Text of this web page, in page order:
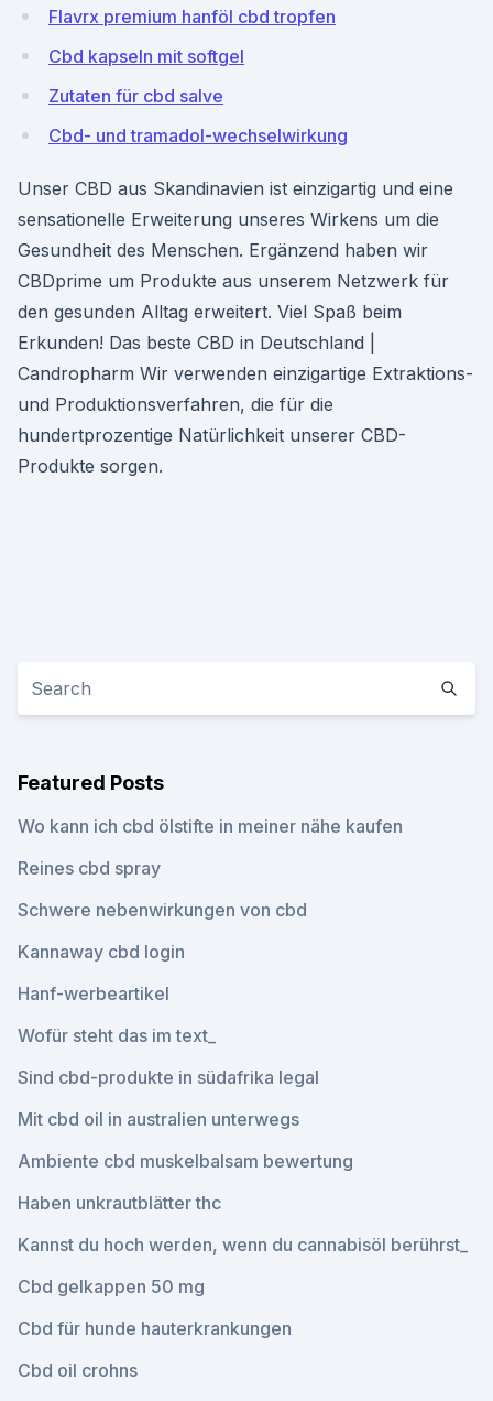
Flavrx premium hanföl cbd tropfen
Cbd kapseln mit softgel
Zutaten für cbd salve
Cbd- und tramadol-wechselwirkung
Unser CBD aus Skandinavien ist einzigartig und eine
sensationelle Erweiterung unseres Wirkens um die
Gesundheit des Menschen. Ergänzend haben wir
CBDprime um Produkte aus unserem Netzwerk für
den gesunden Alltag erweitert. Viel Spaß beim
Erkunden! Das beste CBD in Deutschland |
Candropharm Wir verwenden einzigartige Extraktions-
und Produktionsverfahren, die für die
hundertprozentige Natürlichkeit unserer CBD-
Produkte sorgen.
Featured Posts
Wo kann ich cbd ölstifte in meiner nähe kaufen
Reines cbd spray
Schwere nebenwirkungen von cbd
Kannaway cbd login
Hanf-werbeartikel
Wofür steht das im text_
Sind cbd-produkte in südafrika legal
Mit cbd oil in australien unterwegs
Ambiente cbd muskelbalsam bewertung
Haben unkrautblätter thc
Kannst du hoch werden, wenn du cannabisöl berührst_
Cbd gelkappen 50 mg
Cbd für hunde hauterkrankungen
Cbd oil crohns